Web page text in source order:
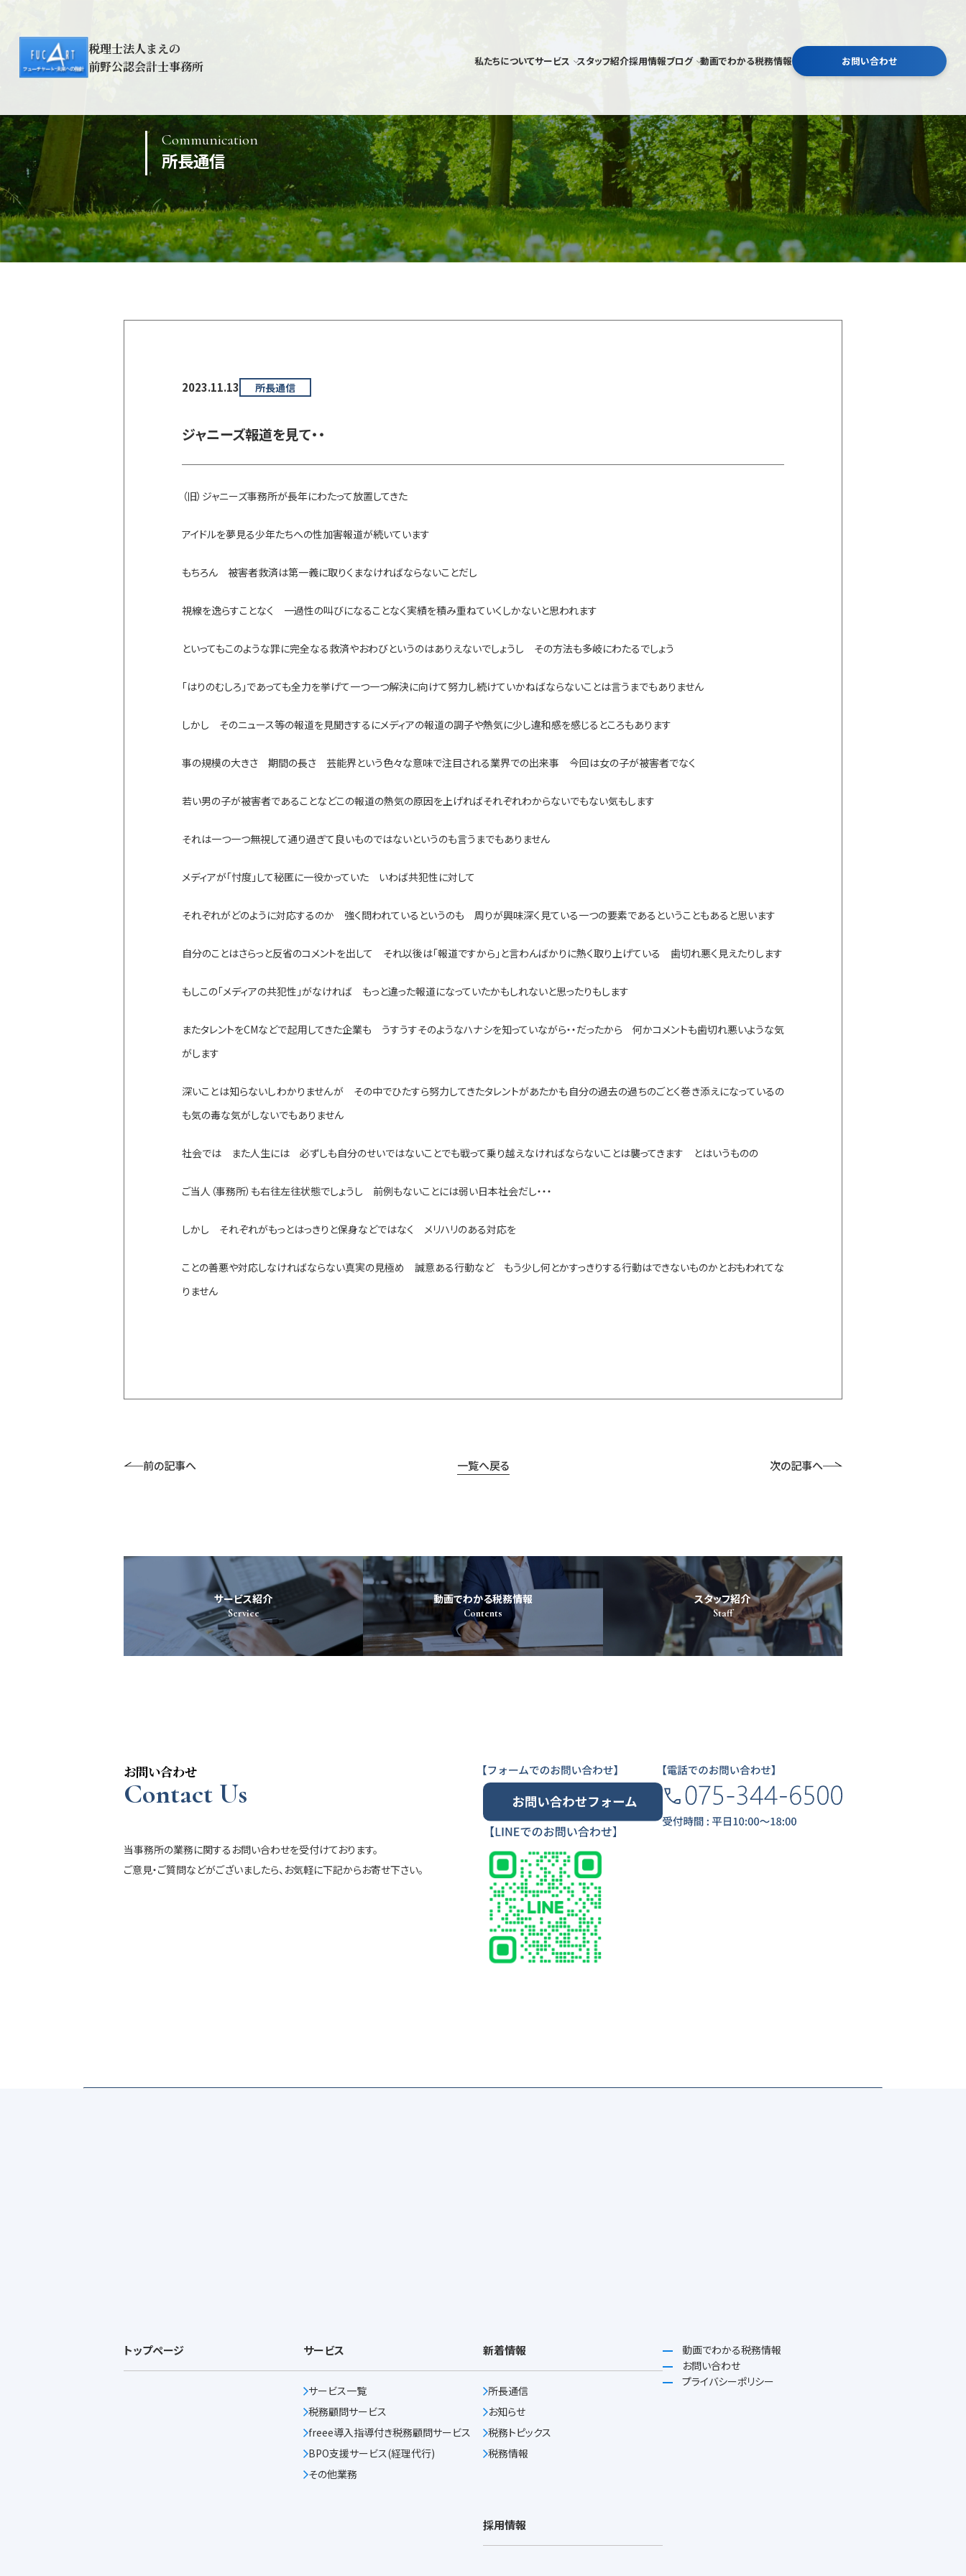
税理士法人まえの
前野公認会計士事務所
私たちについてサービス スタッフ紹介採用情報ブログ 動画でわかる税務情報 お問い合わせ
Communication
所長通信
2023.11.13 所長通信
ジャニーズ報道を見て・・
（旧）ジャニーズ事務所が長年にわたって放置してきた
アイドルを夢見る少年たちへの性加害報道が続いています
もちろん 被害者救済は第一義に取りくまなければならないことだし
視線を逸らすことなく 一過性の叫びになることなく実績を積み重ねていくしかないと思われます
といってもこのような罪に完全なる救済やおわびというのはありえないでしょうし その方法も多岐にわたるでしょう
「はりのむしろ」であっても全力を挙げて一つ一つ解決に向けて努力し続けていかねばならないことは言うまでもありません
しかし そのニュース等の報道を見聞きするにメディアの報道の調子や熱気に少し違和感を感じるところもあります
事の規模の大きさ 期間の長さ 芸能界という色々な意味で注目される業界での出来事 今回は女の子が被害者でなく
若い男の子が被害者であることなどこの報道の熱気の原因を上げればそれぞれわからないでもない気もします
それは一つ一つ無視して通り過ぎて良いものではないというのも言うまでもありません
メディアが「忖度」して秘匿に一役かっていた いわば共犯性に対して
それぞれがどのように対応するのか 強く問われているというのも 周りが興味深く見ている一つの要素であるということもあると思います
自分のことはさらっと反省のコメントを出して それ以後は「報道ですから」と言わんばかりに熱く取り上げている 歯切れ悪く見えたりします
もしこの「メディアの共犯性」がなければ もっと違った報道になっていたかもしれないと思ったりもします
またタレントをCMなどで起用してきた企業も うすうすそのようなハナシを知っていながら・・だったから 何かコメントも歯切れ悪いような気
がします
深いことは知らないしわかりませんが その中でひたすら努力してきたタレントがあたかも自分の過去の過ちのごとく巻き添えになっているの
も気の毒な気がしないでもありません
社会では また人生には 必ずしも自分のせいではないことでも戦って乗り越えなければならないことは襲ってきます とはいうものの
ご当人（事務所）も右往左往状態でしょうし 前例もないことには弱い日本社会だし・・・
しかし それぞれがもっとはっきりと保身などではなく メリハリのある対応を
ことの善悪や対応しなければならない真実の見極め 誠意ある行動など もう少し何とかすっきりする行動はできないものかとおもわれてな
りません
前の記事へ 一覧へ戻る 次の記事へ
サービス紹介
Service
動画でわかる税務情報
Contents
スタッフ紹介
Staff
お問い合わせ
Contact Us
当事務所の業務に関するお問い合わせを受付けております。
ご意見・ご質問などがございましたら、お気軽に下記からお寄せ下さい。
トップページ サービス
サービス一覧
税務顧問サービス
freee導入指導付き税務顧問サービス
BPO支援サービス(経理代行)
その他業務
新着情報
所長通信
お知らせ
税務トピックス
税務情報
採用情報
動画でわかる税務情報
お問い合わせ
プライバシーポリシー